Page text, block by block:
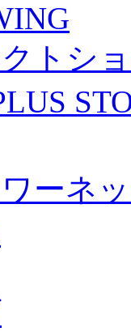
トシ
ーネ